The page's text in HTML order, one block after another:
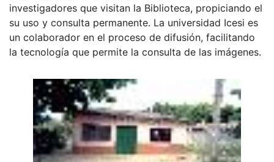
investigadores que visitan la Biblioteca, propiciando el
su uso y consulta permanente. La universidad Icesi es
un colaborador en el proceso de difusión, facilitando
la tecnología que permite la consulta de las imágenes.